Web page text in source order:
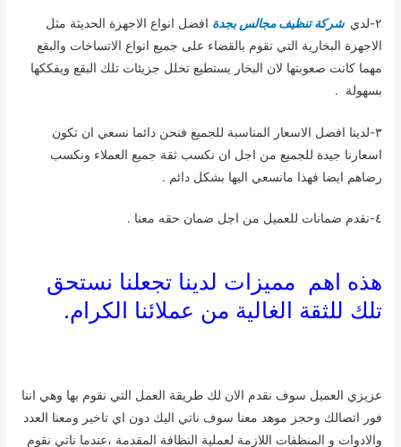
٢-لدي شركة تنظيف مجالس بجدة افضل انواع الاجهزة الحديثة مثل
الاجهزة البخارية التي تقوم بالقضاء على جميع انواع الاتساخات والبقع
مهما كانت صعوبتها لان البخار يستطيع تخلل جزيئات تلك البقع ويفككها
بسهولة .
٣-لدينا افضل الاسعار المناسبة للجميع فنحن دائما نسعي ان تكون
اسعارنا جيدة للجميع من اجل ان نكسب ثقة جميع العملاء ونكسب
رضاهم ايضا فهذا مانسعي اليها بشكل دائم .
٤-نقدم ضمانات للعميل من اجل ضمان حقه معنا .
هذه اهم مميزات لدينا تجعلنا نستحق
تلك للثقة الغالية من عملائنا الكرام.
عزيزي العميل سوف نقدم الان لك طريقة العمل التي نقوم بها وهي اننا
فور اتصالك وحجز موهد معنا سوف ناتي اليك دون اي تاخير ومعنا العدد
والادوات و المنظفات اللازمة لعملية النظافة المقدمة ،عندما ناتي نقوم